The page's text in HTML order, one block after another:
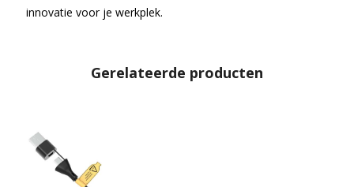
innovatie voor je werkplek.
Gerelateerde producten